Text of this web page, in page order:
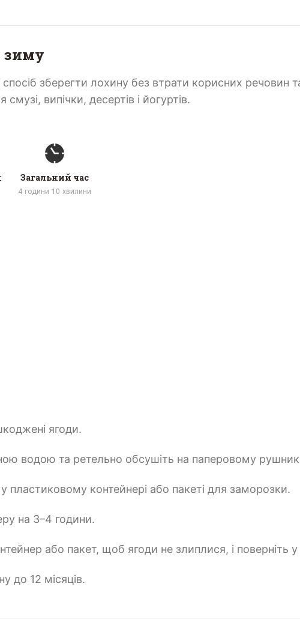
зиму
зберегти лохину без втрати корисних речовин
випічки, десертів і йогуртів.
Загальний час
4 години 10 хвилини
ягоди.
водою та ретельно обсушіть на паперовому
пластиковому контейнері або пакеті для заморозки.
на 3–4 години.
або пакет, щоб ягоди не злиплися, і поверніть
до 12 місяців.